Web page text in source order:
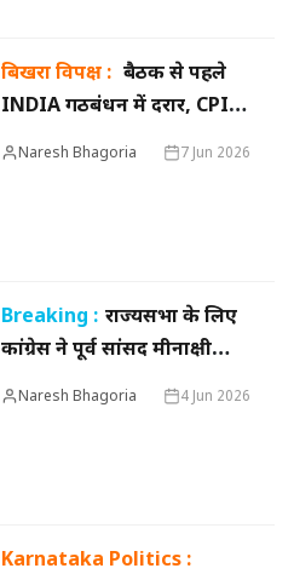
बिखरा विपक्ष : बैठक से पहले
INDIA गठबंधन में दरार, CPIM
ने मांगा जवाब, DMK भी खफा
Naresh Bhagoria 7 Jun 2026
Breaking : राज्यसभा के लिए
कांग्रेस ने पूर्व सांसद मीनाक्षी
नटराजन को मप्र से बनाया
Naresh Bhagoria 4 Jun 2026
Karnataka Politics :